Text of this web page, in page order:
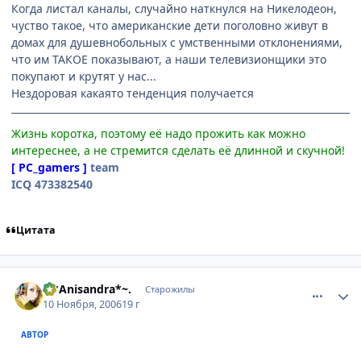
Когда листал каналы, случайно наткнулся на Никелодеон,
чуство такое, что американские дети поголовно живут в
домах для душевнобольных с умственными отклонениями,
что им ТАКОЕ показывают, а наши телевизионщики это
покупают и крутят у нас...
Нездоровая какаято тенденция получается
Жизнь коротка, поэтому её надо прожить как можно
интереснее, а не стремится сделать её длинной и скучной!
[ PC_gamers ] team
ICQ 473382540
Цитата
.~*Anisandra*~. Старожилы
10 Ноября, 200619 г
АВТОР